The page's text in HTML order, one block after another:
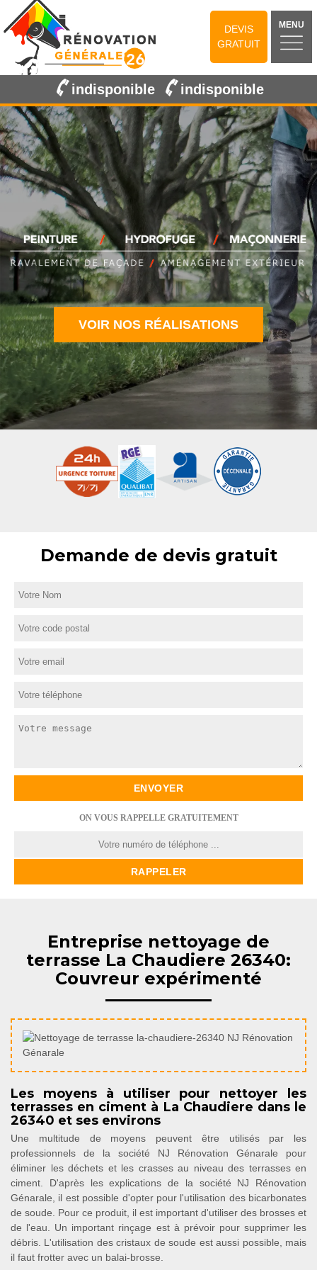
DEVIS
GRATUIT
MENU
indisponible indisponible
VOIR NOS RÉALISATIONS
Demande de devis gratuit
ON VOUS RAPPELLE GRATUITEMENT
Entreprise nettoyage de
terrasse La Chaudiere 26340:
Couvreur expérimenté
Les moyens à utiliser pour nettoyer les
terrasses en ciment à La Chaudiere dans le
26340 et ses environs
Une multitude de moyens peuvent être utilisés par les
professionnels de la société NJ Rénovation Génarale pour
éliminer les déchets et les crasses au niveau des terrasses en
ciment. D'après les explications de la société NJ Rénovation
Génarale, il est possible d'opter pour l'utilisation des bicarbonates
de soude. Pour ce produit, il est important d'utiliser des brosses et
de l'eau. Un important rinçage est à prévoir pour supprimer les
débris. L'utilisation des cristaux de soude est aussi possible, mais
il faut frotter avec un balai-brosse.